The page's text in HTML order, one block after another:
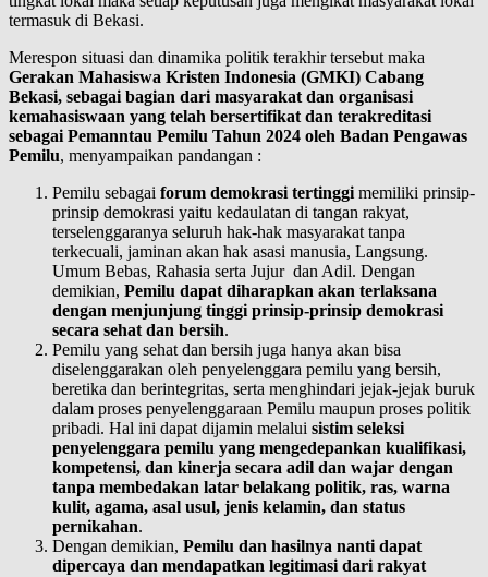
termasuk di Bekasi.
Merespon situasi dan dinamika politik terakhir tersebut maka
Gerakan Mahasiswa Kristen Indonesia (GMKI) Cabang
Bekasi, sebagai bagian dari masyarakat dan organisasi
kemahasiswaan yang telah bersertifikat dan terakreditasi
sebagai Pemanntau Pemilu Tahun 2024 oleh Badan Pengawas
Pemilu, menyampaikan pandangan :
Pemilu sebagai forum demokrasi tertinggi memiliki prinsip-
prinsip demokrasi yaitu kedaulatan di tangan rakyat,
terselenggaranya seluruh hak-hak masyarakat tanpa
terkecuali, jaminan akan hak asasi manusia, Langsung.
Umum Bebas, Rahasia serta Jujur dan Adil. Dengan
demikian, Pemilu dapat diharapkan akan terlaksana
dengan menjunjung tinggi prinsip-prinsip demokrasi
secara sehat dan bersih.
Pemilu yang sehat dan bersih juga hanya akan bisa
diselenggarakan oleh penyelenggara pemilu yang bersih,
beretika dan berintegritas, serta menghindari jejak-jejak buruk
dalam proses penyelenggaraan Pemilu maupun proses politik
pribadi. Hal ini dapat dijamin melalui sistim seleksi
penyelenggara pemilu yang mengedepankan kualifikasi,
kompetensi, dan kinerja secara adil dan wajar dengan
tanpa membedakan latar belakang politik, ras, warna
kulit, agama, asal usul, jenis kelamin, dan status
pernikahan.
Dengan demikian, Pemilu dan hasilnya nanti dapat
dipercaya dan mendapatkan legitimasi dari rakyat